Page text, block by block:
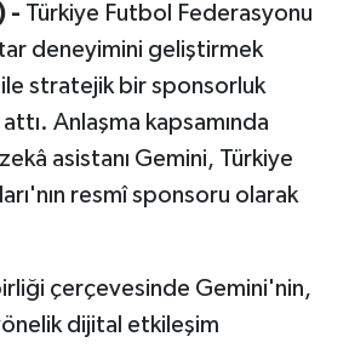
- Türkiye Futbol Federasyonu
deneyimini geliştirmek
stratejik bir sponsorluk
Anlaşma kapsamında
asistanı Gemini, Türkiye
resmî sponsoru olarak
çerçevesinde Gemini'nin,
dijital etkileşim